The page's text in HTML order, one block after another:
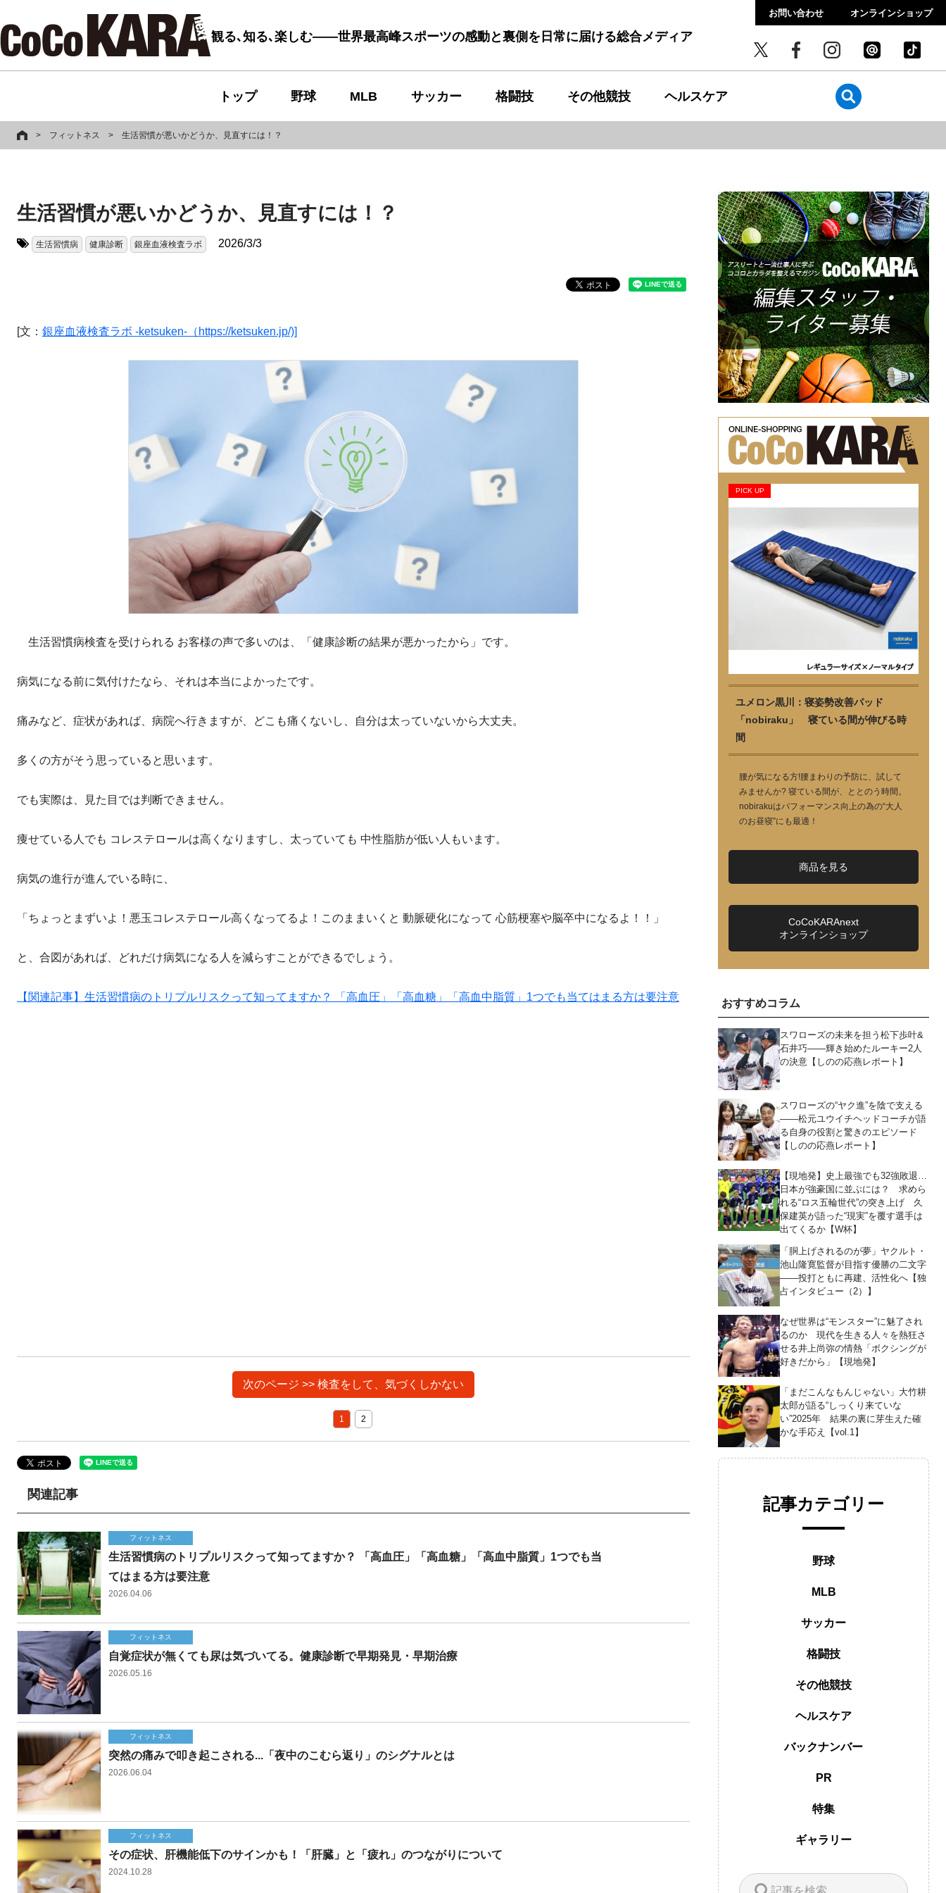
観る､知る､楽しむ――世界最高峰スポーツの感動と裏側を日常に届ける総合メディア
お問い合わせ オンラインショップ
トップ 野球 MLB サッカー 格闘技 その他競技 ヘルスケア
> フィットネス > 生活習慣が悪いかどうか、見直すには！？
生活習慣が悪いかどうか、見直すには！？
生活習慣病 健康診断 銀座血液検査ラボ 2026/3/3
[文： 銀座血液検査ラボ -ketsuken-（https://ketsuken.jp/)]
生活習慣病検査を受けられる お客様の声で多いのは、「健康診断の結果が悪かったから」です。
病気になる前に気付けたなら、それは本当によかったです。
痛みなど、症状があれば、病院へ行きますが、どこも痛くないし、自分は太っていないから大丈夫。
多くの方がそう思っていると思います。
でも実際は、見た目では判断できません。
痩せている人でも コレステロールは高くなりますし、太っていても 中性脂肪が低い人もいます。
病気の進行が進んでいる時に、
「ちょっとまずいよ！悪玉コレステロール高くなってるよ！このままいくと 動脈硬化になって 心筋梗塞や脳卒中になるよ！！」
と、合図があれば、どれだけ病気になる人を減らすことができるでしょう。
【関連記事】生活習慣病のトリプルリスクって知ってますか？ 「高血圧」「高血糖」「高血中脂質」1つでも当てはまる方は要注意
次のページ >> 検査をして、気づくしかない
1 2
関連記事
フィットネス
生活習慣病のトリプルリスクって知ってますか？ 「高血圧」「高血糖」「高血中脂質」1つでも当
てはまる方は要注意
2026.04.06
フィットネス
自覚症状が無くても尿は気づいてる。健康診断で早期発見・早期治療
2026.05.16
フィットネス
突然の痛みで叩き起こされる...「夜中のこむら返り」のシグナルとは
2026.06.04
フィットネス
その症状、肝機能低下のサインかも！「肝臓」と「疲れ」のつながりについて
2024.10.28
PICK UP
ユメロン黒川：寝姿勢改善パッド
「nobiraku」 寝ている間が伸びる時
間
腰が気になる方!腰まわりの予防に、試して
みませんか? 寝ている間が、ととのう時間。
nobirakuはパフォーマンス向上の為の“大人
のお昼寝”にも最適！
商品を見る
CoCoKARAnext
オンラインショップ
おすすめコラム
スワローズの未来を担う松下歩叶&
石井巧――輝き始めたルーキー2人
の決意【しのの応燕レポート】
スワローズの“ヤク進”を陰で支える
――松元ユウイチヘッドコーチが語
る自身の役割と驚きのエピソード
【しのの応燕レポート】
【現地発】史上最強でも32強敗退…
日本が強豪国に並ぶには？ 求めら
れる“ロス五輪世代”の突き上げ 久
保建英が語った“現実”を覆す選手は
出てくるか【W杯】
「胴上げされるのが夢」ヤクルト・
池山隆寛監督が目指す優勝の二文字
――投打ともに再建、活性化へ【独
占インタビュー（2）】
なぜ世界は“モンスター”に魅了され
るのか 現代を生きる人々を熱狂さ
せる井上尚弥の情熱「ボクシングが
好きだから」【現地発】
「まだこんなもんじゃない」大竹耕
太郎が語る“しっくり来ていな
い”2025年 結果の裏に芽生えた確
かな手応え【vol.1】
記事カテゴリー
野球
MLB
サッカー
格闘技
その他競技
ヘルスケア
バックナンバー
PR
特集
ギャラリー